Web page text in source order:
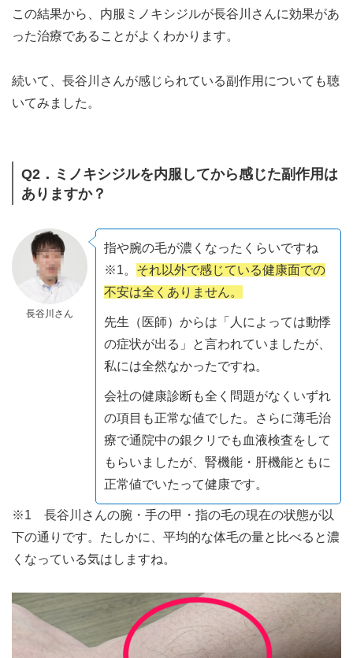
この結果から、内服ミノキシジルが長谷川さんに効果があ
った治療であることがよくわかります。
続いて、長谷川さんが感じられている副作用についても聴
いてみました。
Q2．ミノキシジルを内服してから感じた副作用は
ありますか？
長谷川さん
指や腕の毛が濃くなったくらいですね
※1。 それ以外で感じている健康面での
不安は全くありません。
先生（医師）からは「人によっては動悸
の症状が出る」と言われていましたが、
私には全然なかったですね。
会社の健康診断も全く問題がなくいずれ
の項目も正常な値でした。さらに薄毛治
療で通院中の銀クリでも血液検査をして
もらいましたが、腎機能・肝機能ともに
正常値でいたって健康です。
※1 長谷川さんの腕・手の甲・指の毛の現在の状態が以
下の通りです。たしかに、平均的な体毛の量と比べると濃
くなっている気はしますね。